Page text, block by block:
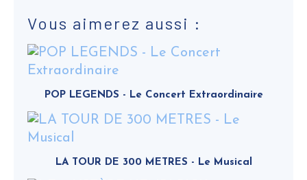
Vous aimerez aussi :
POP LEGENDS - Le Concert Extraordinaire
LA TOUR DE 300 METRES - Le Musical